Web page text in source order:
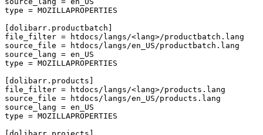
type = MOZILLAPROPERTIES
[dolibarr.productbatch]
file_filter =
htdocs/langs/<lang>/productbatch.lang
source_file =
htdocs/langs/en_US/productbatch.lang
source_lang = en_US
type = MOZILLAPROPERTIES
[dolibarr.products]
file_filter =
htdocs/langs/<lang>/products.lang
source_file =
htdocs/langs/en_US/products.lang
source_lang = en_US
type = MOZILLAPROPERTIES